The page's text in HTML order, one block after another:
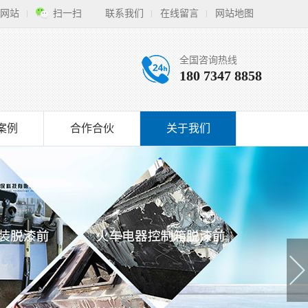
联系我们 在线留言 网站地图
站 扫一扫
全国咨询热线
180 7347 8858
例 合作合伙 关于我们